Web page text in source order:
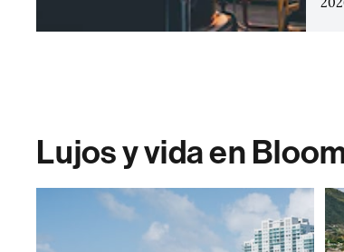
Lujos y vida en